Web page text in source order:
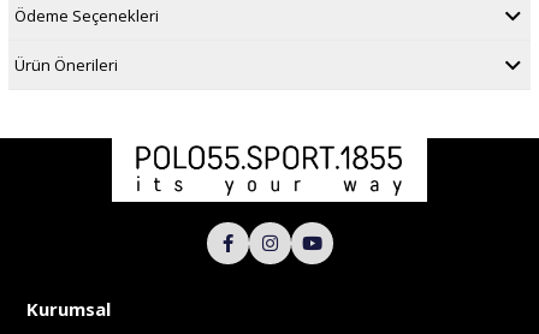
Ödeme Seçenekleri
Ürün Önerileri
Kurumsal